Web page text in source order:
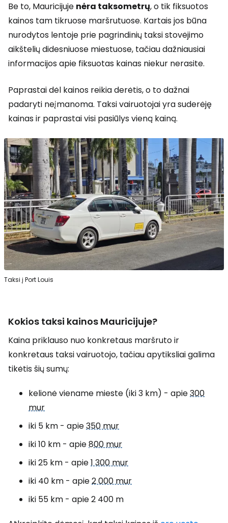
Be to, Mauricijuje nėra taksometrų, o tik fiksuotos
kainos tam tikruose maršrutuose. Kartais jos būna
nurodytos lentoje prie pagrindinių taksi stovėjimo
aikštelių didesniuose miestuose, tačiau dažniausiai
informacijos apie fiksuotas kainas niekur nerasite.
Paprastai dėl kainos reikia derėtis, o to dažnai
padaryti neįmanoma. Taksi vairuotojai yra suderėję
kainas ir paprastai visi pasiūlys vieną kainą.
Taksi į Port Louis
Kokios taksi kainos Mauricijuje?
Kaina priklauso nuo konkretaus maršruto ir
konkretaus taksi vairuotojo, tačiau apytiksliai galima
tikėtis šių sumų:
kelionė viename mieste (iki 3 km) - apie300
mur
iki 5 km - apie350 mur
iki 10 km - apie800 mur
iki 25 km - apie1 300 mur
iki 40 km - apie2 000 mur
iki 55 km - apie 2 400 m